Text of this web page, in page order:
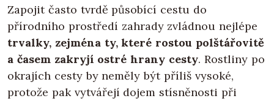
Zapojit často tvrdě působící cestu do
přírodního prostředí zahrady zvládnou nejlépe
trvalky, zejména ty, které rostou polštářovitě
a časem zakryjí ostré hrany cesty. Rostliny po
okrajích cesty by neměly být příliš vysoké,
protože pak vytvářejí dojem stísněnosti při